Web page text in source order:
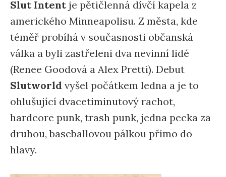
Slut Intentje pětičlenná dívčí kapela z
amerického Minneapolisu. Z města, kde
téměř probíhá v současnosti občanská
válka a byli zastřeleni dva nevinní lidé
(Renee Goodová a Alex Pretti). Debut
Slutworld vyšel počátkem ledna a je to
ohlušující dvacetiminutový rachot,
hardcore punk, trash punk, jedna pecka za
druhou, baseballovou pálkou přímo do
hlavy.